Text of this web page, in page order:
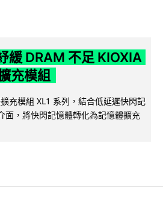
緩 DRAM 不足 KIOXIA
充模組
充模組 XL1 系列，結合低延遲快閃記
面，將快閃記憶體轉化為記憶體擴充